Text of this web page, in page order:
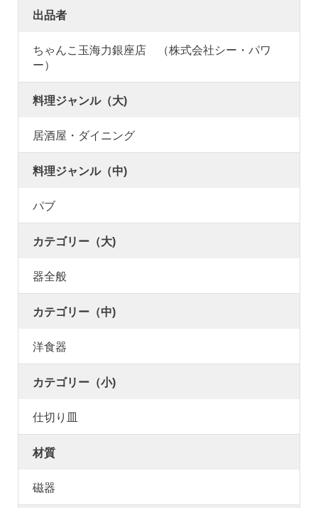
出品者
ちゃんこ玉海力銀座店 （株式会社シー・パワ
ー）
料理ジャンル（大)
居酒屋・ダイニング
料理ジャンル（中)
パブ
カテゴリー（大)
器全般
カテゴリー（中)
洋食器
カテゴリー（小)
仕切り皿
材質
磁器